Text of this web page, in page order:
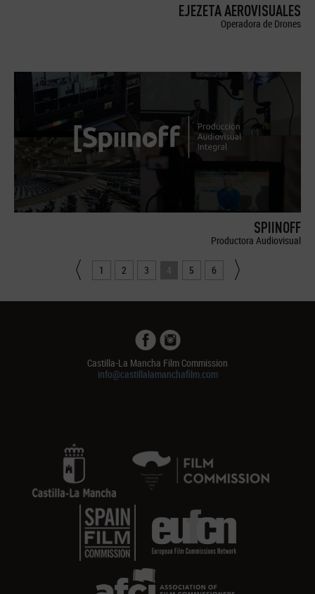
EJEZETA AEROVISUALES
Operadora de Drones
SPIINOFF
Productora Audiovisual
1 2 3 4 5 6
Castilla-La Mancha Film Commission
info@castillalamanchafilm.com